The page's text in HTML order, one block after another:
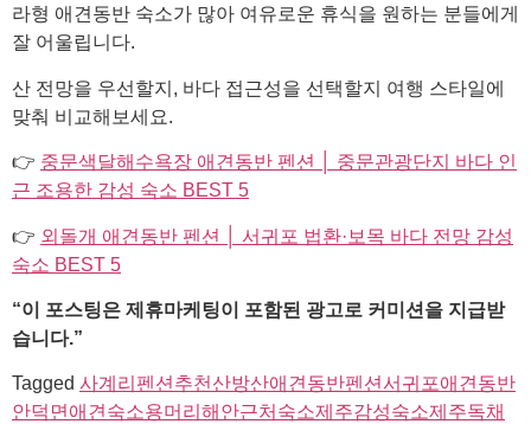
라형 애견동반 숙소가 많아 여유로운 휴식을 원하는 분들에게
잘 어울립니다.
산 전망을 우선할지, 바다 접근성을 선택할지 여행 스타일에
맞춰 비교해보세요.
👉 중문색달해수욕장 애견동반 펜션 │ 중문관광단지 바다 인
근 조용한 감성 숙소 BEST 5
👉 외돌개 애견동반 펜션 │ 서귀포 법환·보목 바다 전망 감성
숙소 BEST 5
“이 포스팅은 제휴마케팅이 포함된 광고로 커미션을 지급받
습니다.”
Tagged 사계리펜션추천산방산애견동반펜션서귀포애견동반
안덕면애견숙소용머리해안근처숙소제주감성숙소제주독채